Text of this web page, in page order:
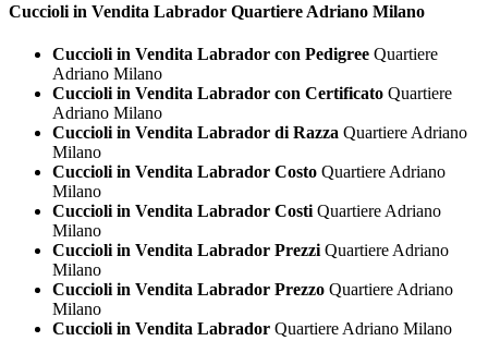
Cuccioli in Vendita Labrador Quartiere Adriano Milano
Cuccioli in Vendita Labrador con Pedigree Quartiere
Adriano Milano
Cuccioli in Vendita Labrador con Certificato Quartiere
Adriano Milano
Cuccioli in Vendita Labrador di Razza Quartiere Adriano
Milano
Cuccioli in Vendita Labrador Costo Quartiere Adriano
Milano
Cuccioli in Vendita Labrador Costi Quartiere Adriano
Milano
Cuccioli in Vendita Labrador Prezzi Quartiere Adriano
Milano
Cuccioli in Vendita Labrador Prezzo Quartiere Adriano
Milano
Cuccioli in Vendita Labrador Quartiere Adriano Milano